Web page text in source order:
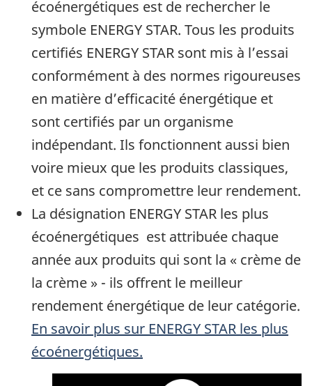
écoénergétiques est de rechercher le
symbole ENERGY STAR. Tous les produits
certifiés ENERGY STAR sont mis à l’essai
conformément à des normes rigoureuses
en matière d’efficacité énergétique et
sont certifiés par un organisme
indépendant. Ils fonctionnent aussi bien
voire mieux que les produits classiques,
et ce sans compromettre leur rendement.
La désignation ENERGY STAR les plus
écoénergétiques est attribuée chaque
année aux produits qui sont la « crème de
la crème » - ils offrent le meilleur
rendement énergétique de leur catégorie.
En savoir plus sur ENERGY STAR les plus
écoénergétiques.